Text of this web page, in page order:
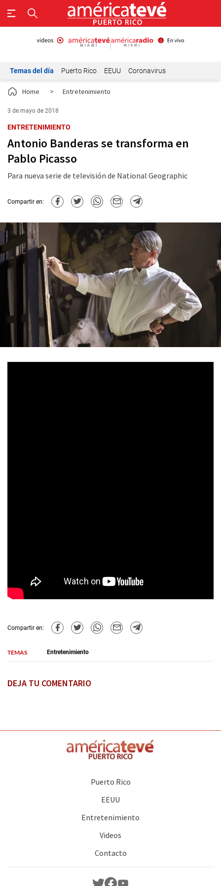
Temas del día Puerto Rico EEUU Coronavirus
Home > Entretenimiento
3 de mayo de 2018
ENTRETENIMIENTO
Antonio Banderas se transforma en
Pablo Picasso
Para nueva serie de televisión de National Geographic
Compartir en:
Compartir en:
TEMAS Entretenimiento
DEJA TU COMENTARIO
Puerto Rico
EEUU
Entretenimiento
Videos
Contacto